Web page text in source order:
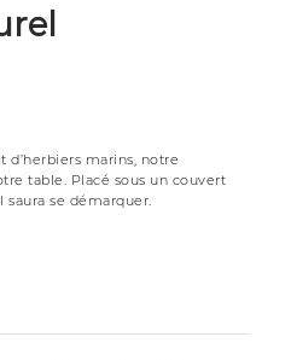
d’herbiers marins, notre
table. Placé sous un couvert
se démarquer.